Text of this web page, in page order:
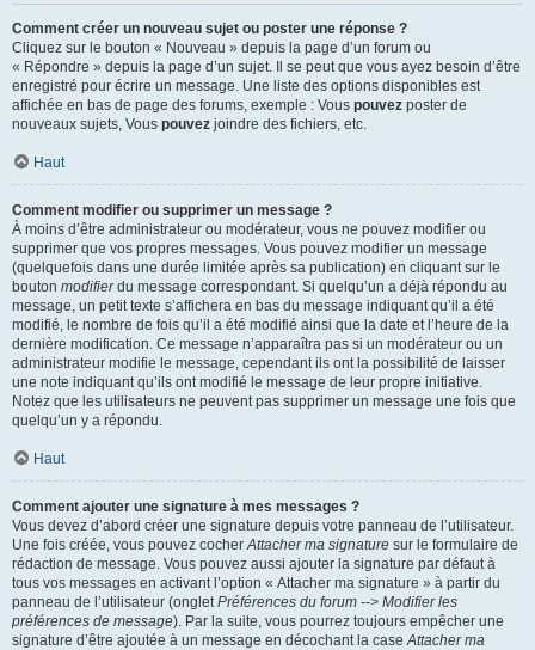
Comment créer un nouveau sujet ou poster une réponse ?
Cliquez sur le bouton « Nouveau » depuis la page d’un forum ou
« Répondre » depuis la page d’un sujet. Il se peut que vous ayez besoin d’être
enregistré pour écrire un message. Une liste des options disponibles est
affichée en bas de page des forums, exemple : Vous pouvez poster de
nouveaux sujets, Vous pouvez joindre des fichiers, etc.
Haut
Comment modifier ou supprimer un message ?
À moins d’être administrateur ou modérateur, vous ne pouvez modifier ou
supprimer que vos propres messages. Vous pouvez modifier un message
(quelquefois dans une durée limitée après sa publication) en cliquant sur le
bouton modifierdu message correspondant. Si quelqu’un a déjà répondu au
message, un petit texte s’affichera en bas du message indiquant qu’il a été
modifié, le nombre de fois qu’il a été modifié ainsi que la date et l’heure de la
dernière modification. Ce message n’apparaîtra pas si un modérateur ou un
administrateur modifie le message, cependant ils ont la possibilité de laisser
une note indiquant qu’ils ont modifié le message de leur propre initiative.
Notez que les utilisateurs ne peuvent pas supprimer un message une fois que
quelqu’un y a répondu.
Haut
Comment ajouter une signature à mes messages ?
Vous devez d’abord créer une signature depuis votre panneau de l’utilisateur.
Une fois créée, vous pouvez cocherAttacher ma signature sur le formulaire de
rédaction de message. Vous pouvez aussi ajouter la signature par défaut à
tous vos messages en activant l’option « Attacher ma signature » à partir du
panneau de l’utilisateur (ongletPréférences du forum --> Modifier les
préférences de message). Par la suite, vous pourrez toujours empêcher une
signature d’être ajoutée à un message en décochant la caseAttacher ma